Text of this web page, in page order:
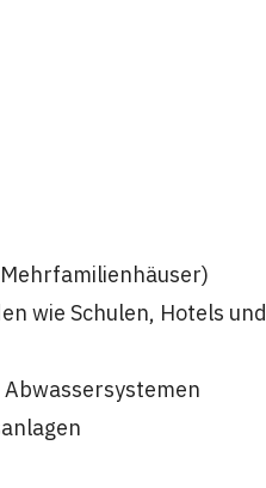
wie Schulen, Hotels und